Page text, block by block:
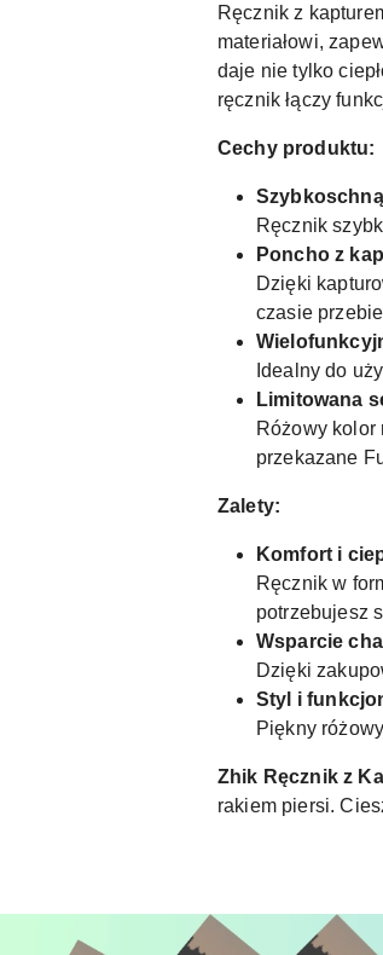
Ręcznik z
materiałowi,
daje nie tylko
ręcznik łączy
Cechy produktu:
Ręcznik
Poncho z
Dzięki
czasie
Idealny do
Limitowana
Różowy kolor
przekazane
Zalety:
Komfort i
Ręcznik w
potrzebujesz
Wsparcie
Dzięki
Styl i
Piękny
Zhik Ręcznik z
rakiem piersi.